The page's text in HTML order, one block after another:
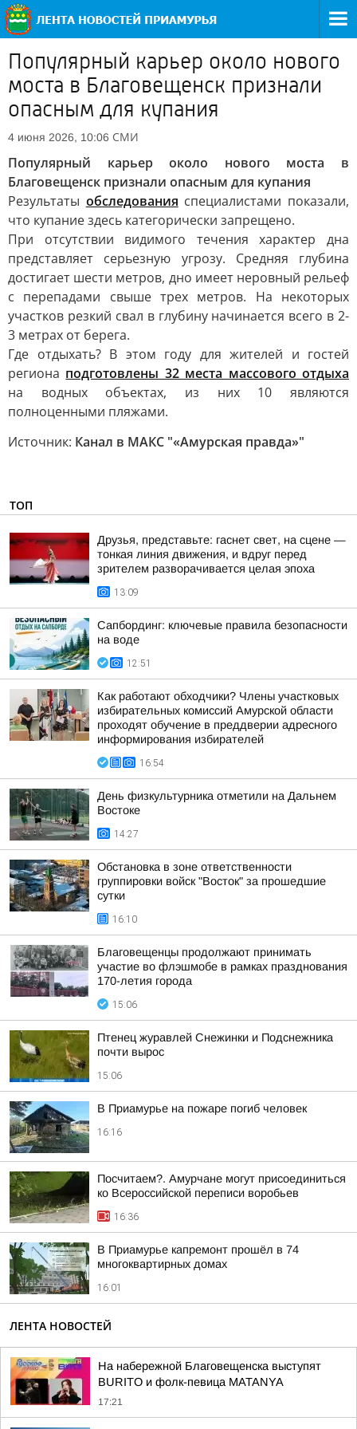
Популярный карьер около нового
моста в Благовещенск признали
опасным для купания
4 июня 2026, 10:06 СМИ
Популярный карьер около нового моста в
Благовещенск признали опасным для купания
Результаты обследования специалистами показали,
что купание здесь категорически запрещено.
При отсутствии видимого течения характер дна
представляет серьезную угрозу. Средняя глубина
достигает шести метров, дно имеет неровный рельеф
с перепадами свыше трех метров. На некоторых
участков резкий свал в глубину начинается всего в 2-
3 метрах от берега.
Где отдыхать? В этом году для жителей и гостей
региона подготовлены 32 места массового отдыха
на водных объектах, из них 10 являются
полноценными пляжами.
Источник: Канал в МАКС "«Амурская правда»"
ТОП
Друзья, представьте: гаснет свет, на сцене —
тонкая линия движения, и вдруг перед
зрителем разворачивается целая эпоха
13:09
Сапбординг: ключевые правила безопасности
на воде
12:51
Как работают обходчики? Члены участковых
избирательных комиссий Амурской области
проходят обучение в преддверии адресного
информирования избирателей
16:54
День физкультурника отметили на Дальнем
Востоке
14:27
Обстановка в зоне ответственности
группировки войск "Восток" за прошедшие
сутки
16:10
Благовещенцы продолжают принимать
участие во флэшмобе в рамках празднования
170-летия города
15:06
Птенец журавлей Снежинки и Подснежника
почти вырос
15:06
В Приамурье на пожаре погиб человек
16:16
Посчитаем?. Амурчане могут присоединиться
ко Всероссийской переписи воробьев
16:36
В Приамурье капремонт прошёл в 74
многоквартирных домах
16:01
ЛЕНТА НОВОСТЕЙ
На набережной Благовещенска выступят
BURITO и фолк-певица MATANYA
17:21